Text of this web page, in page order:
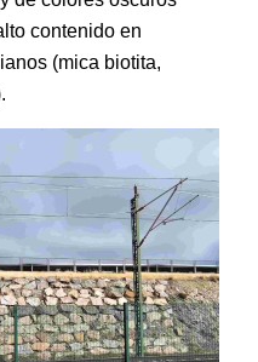
contenido en
(mica biotita,